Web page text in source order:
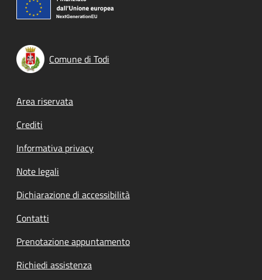
Comune di Todi
Footer menu
Area riservata
Crediti
Informativa privacy
Note legali
Dichiarazione di accessibilità
Contatti
Prenotazione appuntamento
Richiedi assistenza